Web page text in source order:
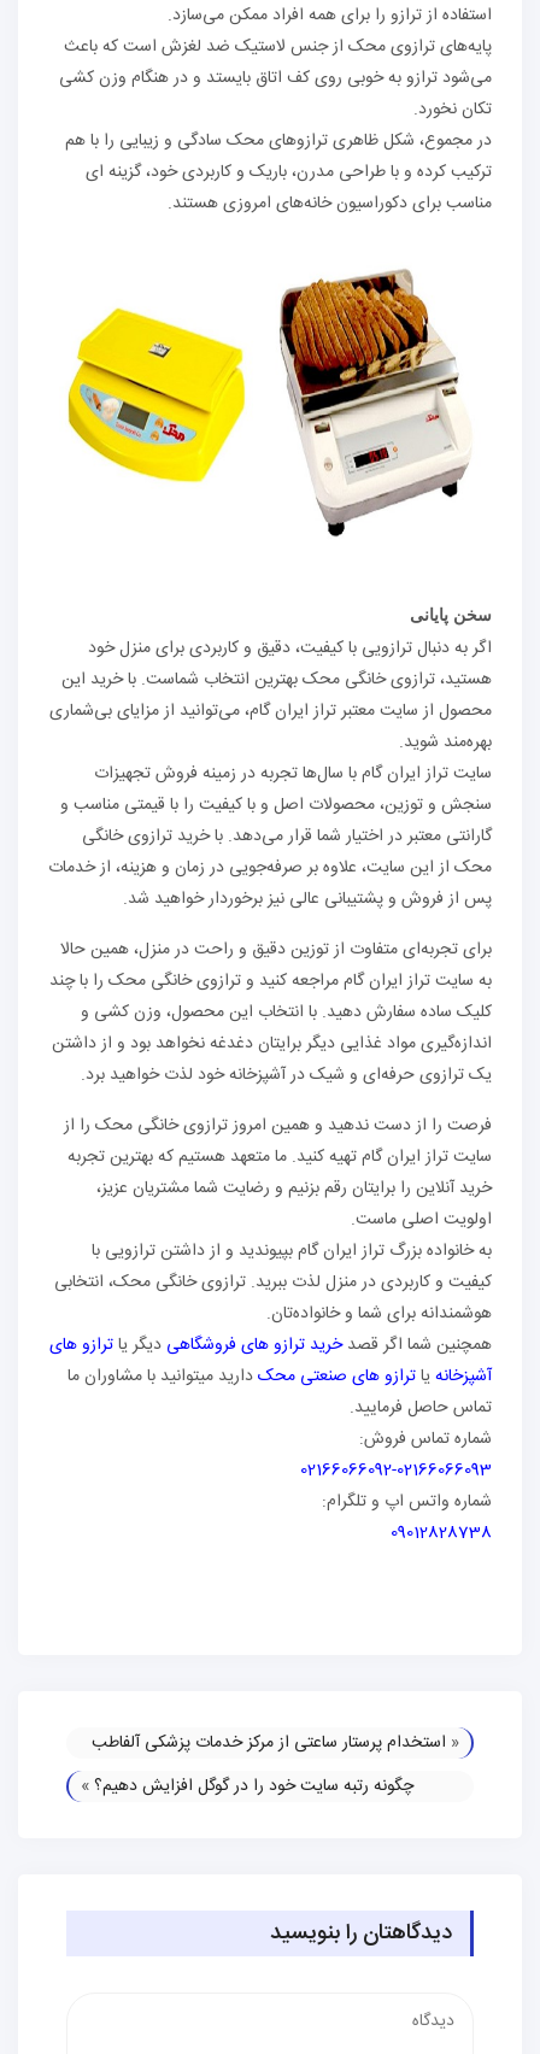
استفاده از ترازو را برای همه افراد ممکن می‌سازد.
پایه‌های ترازوی محک از جنس لاستیک ضد لغزش است که باعث
می‌شود ترازو به خوبی روی کف اتاق بایستد و در هنگام وزن کشی
تکان نخورد.
در مجموع، شکل ظاهری ترازوهای محک سادگی و زیبایی را با هم
ترکیب کرده و با طراحی مدرن، باریک و کاربردی خود، گزینه ای
مناسب برای دکوراسیون خانه‌های امروزی هستند.
سخن پایانی
اگر به دنبال ترازویی با کیفیت، دقیق و کاربردی برای منزل خود
هستید، ترازوی خانگی محک بهترین انتخاب شماست. با خرید این
محصول از سایت معتبر تراز ایران گام، می‌توانید از مزایای بی‌شماری
بهره‌مند شوید.
سایت تراز ایران گام با سال‌ها تجربه در زمینه فروش تجهیزات
سنجش و توزین، محصولات اصل و با کیفیت را با قیمتی مناسب و
گارانتی معتبر در اختیار شما قرار می‌دهد. با خرید ترازوی خانگی
محک از این سایت، علاوه بر صرفه‌جویی در زمان و هزینه، از خدمات
پس از فروش و پشتیبانی عالی نیز برخوردار خواهید شد.
برای تجربه‌ای متفاوت از توزین دقیق و راحت در منزل، همین حالا
به سایت تراز ایران گام مراجعه کنید و ترازوی خانگی محک را با چند
کلیک ساده سفارش دهید. با انتخاب این محصول، وزن کشی و
اندازه‌گیری مواد غذایی دیگر برایتان دغدغه نخواهد بود و از داشتن
یک ترازوی حرفه‌ای و شیک در آشپزخانه خود لذت خواهید برد.
فرصت را از دست ندهید و همین امروز ترازوی خانگی محک را از
سایت تراز ایران گام تهیه کنید. ما متعهد هستیم که بهترین تجربه
خرید آنلاین را برایتان رقم بزنیم و رضایت شما مشتریان عزیز،
اولویت اصلی ماست.
به خانواده بزرگ تراز ایران گام بپیوندید و از داشتن ترازویی با
کیفیت و کاربردی در منزل لذت ببرید. ترازوی خانگی محک، انتخابی
هوشمندانه برای شما و خانواده‌تان.
همچنین شما اگر قصدخرید ترازو های فروشگاهی دیگر یاترازو های
آشپزخانهیاترازو های صنعتی محکدارید میتوانید با مشاوران ما
تماس حاصل فرمایید.
شماره تماس فروش:
02166066092-02166066093
شماره واتس اپ و تلگرام:
09012828738
« استخدام پرستار ساعتی از مرکز خدمات پزشکی آلفاطب
چگونه رتبه سایت خود را در گوگل افزایش دهیم؟»
دیدگاهتان را بنویسید